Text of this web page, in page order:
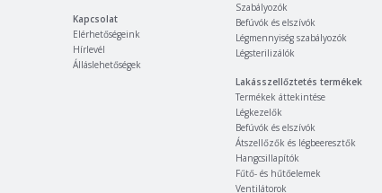
Kapcsolat
Elérhetőségeink
Hírlevél
Álláslehetőségek
Szabályozók
Befúvók és elszívók
Légmennyiség szabályozók
Légsterilizálók
Lakásszellőztetés termékek
Termékek áttekintése
Légkezelők
Befúvók és elszívók
Átszellőzők és légbeeresztők
Hangcsillapítók
Fűtő- és hűtőelemek
Ventilátorok